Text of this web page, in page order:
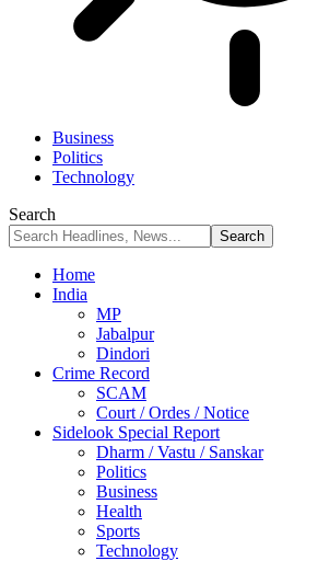
Business
Politics
Technology
Search
Home
India
MP
Jabalpur
Dindori
Crime Record
SCAM
Court / Ordes / Notice
Sidelook Special Report
Dharm / Vastu / Sanskar
Politics
Business
Health
Sports
Technology